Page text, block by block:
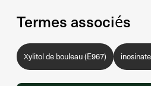
Termes associés
Xylitol de bouleau (E967)